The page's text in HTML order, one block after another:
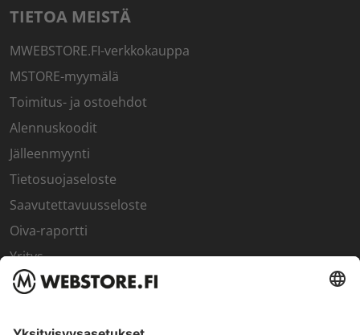
TIETOA MEISTÄ
MWEBSTORE.FI-verkkokauppa
MSTORE-myymälä
Toimitus- ja ostoehdot
Alennuskoodit
Jälleenmyynti
Tietosuojaseloste
Saavutettavuusseloste
Oiva-raportti
Yritys
SISÄPIIRI